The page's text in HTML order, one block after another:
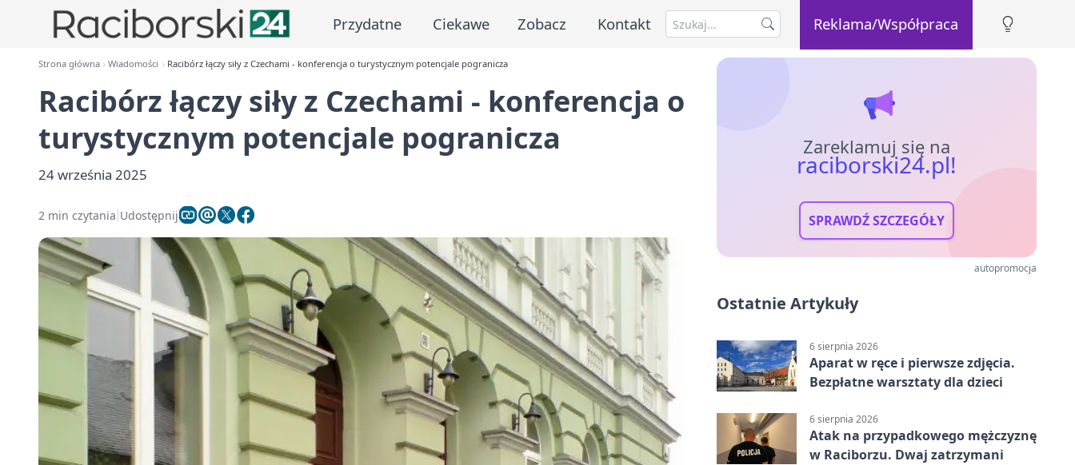
Przydatne Ciekawe Zobacz Kontakt Reklama/Współpraca
Strona główna Wiadomości Racibórz łączy siły z Czechami - konferencja o turystycznym potencjale pogranicza
Racibórz łączy siły z Czechami - konferencja o
turystycznym potencjale pogranicza
24 września 2025
2 min czytania Udostępnij
Zareklamuj się na
raciborski24.pl!
SPRAWDŹ SZCZEGÓŁY
autopromocja
Ostatnie Artykuły
6 sierpnia 2026
Aparat w ręce i pierwsze zdjęcia.
Bezpłatne warsztaty dla dzieci
6 sierpnia 2026
Atak na przypadkowego mężczyznę
w Raciborzu. Dwaj zatrzymani